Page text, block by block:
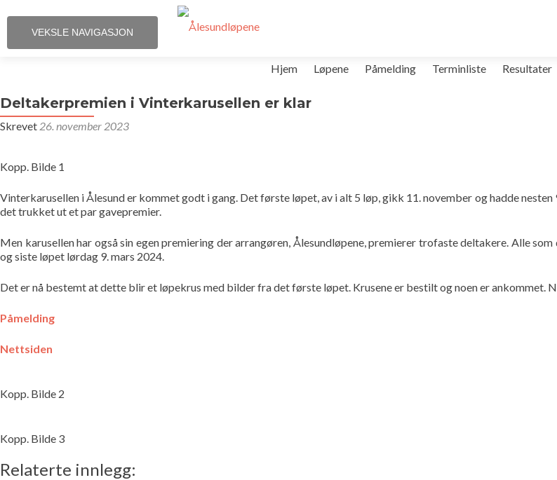
VEKSLE NAVIGASJON
Gå
innhold
Hjem Løpene Påmelding Terminliste Resultater
Deltakerpremien i Vinterkarusellen er klar
Skrevet 26. november 2023
Kopp. Bilde 1
Vinterkarusellen i Ålesund er kommet godt i gang. Det første løpet, av i alt 5 løp, gikk 11. november og hadde
det trukket ut et par gavepremier.
Men karusellen har også sin egen premiering der arrangøren, Ålesundløpene, premierer trofaste deltakere. Alle
og siste løpet lørdag 9. mars 2024.
Det er nå bestemt at dette blir et løpekrus med bilder fra det første løpet. Krusene er bestilt og noen er ankommet.
Påmelding
Nettsiden
Kopp. Bilde 2
Kopp. Bilde 3
Relaterte innlegg: